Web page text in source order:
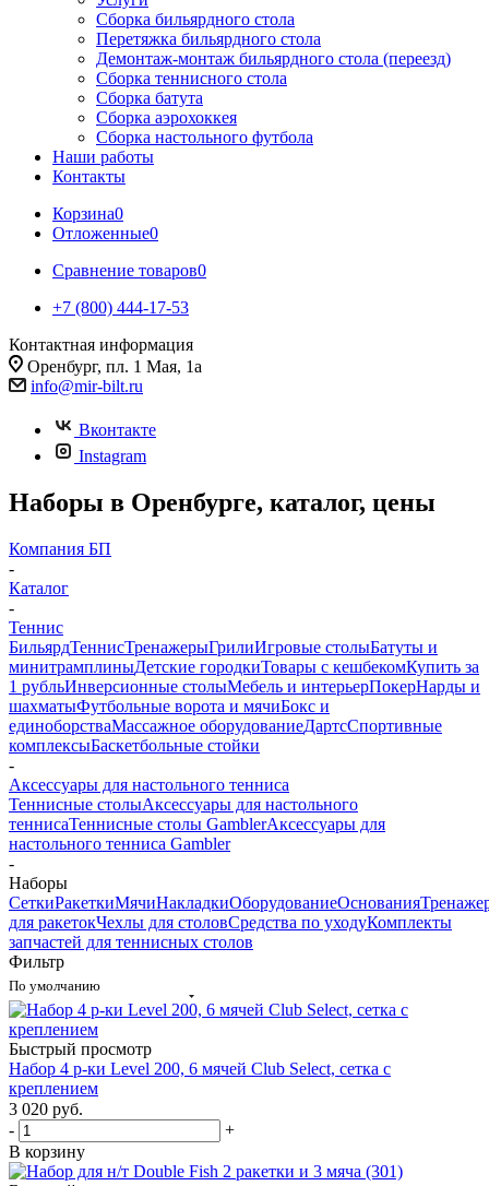
Сборка бильярдного стола
Перетяжка бильярдного стола
Демонтаж-монтаж бильярдного стола (переезд)
Сборка теннисного стола
Сборка батута
Сборка аэрохоккея
Сборка настольного футбола
Наши работы
Контакты
Корзина0
Отложенные0
Сравнение товаров0
+7 (800) 444-17-53
Контактная информация
Оренбург, пл. 1 Мая, 1а
info@mir-bilt.ru
Вконтакте
Instagram
Наборы в Оренбурге, каталог, цены
Компания БП
-
Каталог
-
Теннис
БильярдТеннисТренажерыГрилиИгровые столыБатуты и
минитрамплиныДетские городкиТовары с кешбекомКупить за
1 рубльИнверсионные столыМебель и интерьерПокерНарды и
шахматыФутбольные ворота и мячиБокс и
единоборстваМассажное оборудованиеДартсСпортивные
комплексыБаскетбольные стойки
-
Аксессуары для настольного тенниса
Теннисные столыАксессуары для настольного
теннисаТеннисные столы GamblerАксессуары для
настольного тенниса Gambler
-
Наборы
СеткиРакеткиМячиНакладкиОборудованиеОснования
для ракетокЧехлы для столовСредства по уходуКомплекты
запчастей для теннисных столов
Фильтр
По умолчанию
Быстрый просмотр
Набор 4 р-ки Level 200, 6 мячей Club Select, сетка с
креплением
3 020 руб.
-
+
В корзину